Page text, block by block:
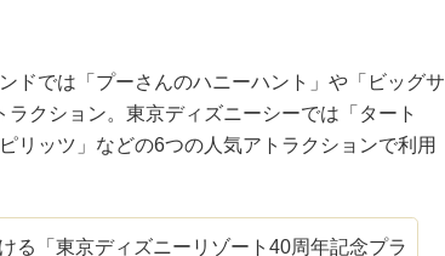
ドでは「プーさんのハニーハント」や「ビッグサ
クション。東京ディズニーシーでは「タート
リッツ」などの6つの人気アトラクションで利用
る「東京ディズニーリゾート40周年記念プラ